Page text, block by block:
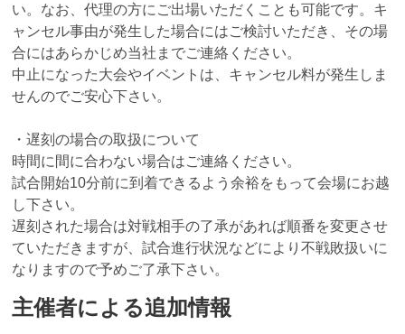
い。なお、代理の方にご出場いただくことも可能です。キ
ャンセル事由が発生した場合にはご検討いただき、その場
合にはあらかじめ当社までご連絡ください。
中止になった大会やイベントは、キャンセル料が発生しま
せんのでご安心下さい。
・遅刻の場合の取扱について
時間に間に合わない場合はご連絡ください。
試合開始10分前に到着できるよう余裕をもって会場にお越
し下さい。
遅刻された場合は対戦相手の了承があれば順番を変更させ
ていただきますが、試合進行状況などにより不戦敗扱いに
なりますので予めご了承下さい。
主催者による追加情報